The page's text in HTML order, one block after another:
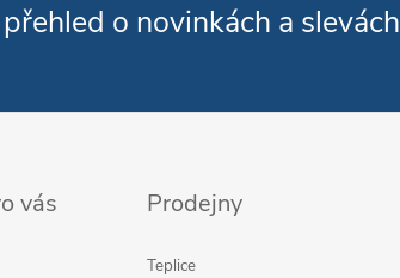
o novinkách a slevách
vás Prodejny
Teplice